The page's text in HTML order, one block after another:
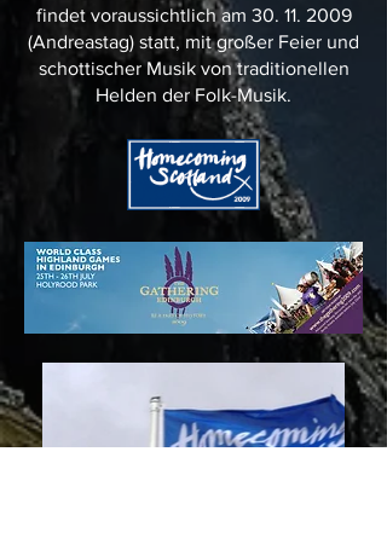
findet voraussichtlich am 30. 11. 2009
(Andreastag) statt, mit großer Feier und
schottischer Musik von traditionellen
Helden der Folk-Musik.